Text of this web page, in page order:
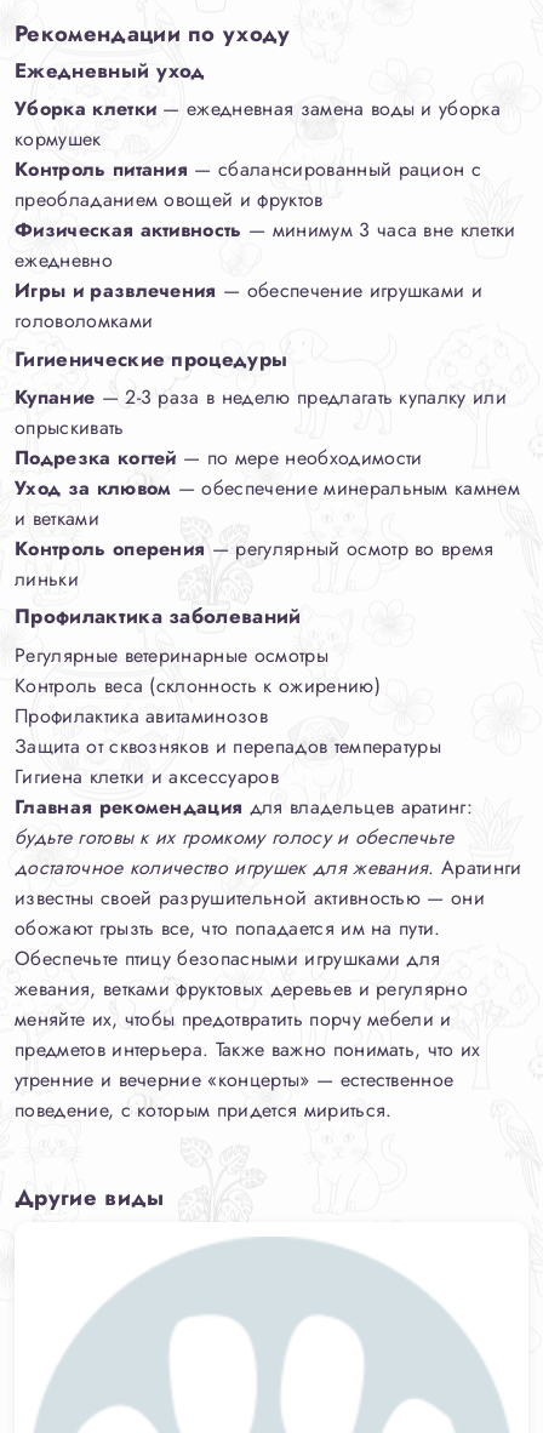
Рекомендации по уходу
Ежедневный уход
Уборка клетки — ежедневная замена воды и уборка
кормушек
Контроль питания — сбалансированный рацион с
преобладанием овощей и фруктов
Физическая активность — минимум 3 часа вне клетки
ежедневно
Игры и развлечения — обеспечение игрушками и
головоломками
Гигиенические процедуры
Купание — 2-3 раза в неделю предлагать купалку или
опрыскивать
Подрезка когтей — по мере необходимости
Уход за клювом — обеспечение минеральным камнем
и ветками
Контроль оперения — регулярный осмотр во время
линьки
Профилактика заболеваний
Регулярные ветеринарные осмотры
Контроль веса (склонность к ожирению)
Профилактика авитаминозов
Защита от сквозняков и перепадов температуры
Гигиена клетки и аксессуаров
Главная рекомендация для владельцев аратинг:
будьте готовы к их громкому голосу и обеспечьте
достаточное количество игрушек для жевания. Аратинги
известны своей разрушительной активностью — они
обожают грызть все, что попадается им на пути.
Обеспечьте птицу безопасными игрушками для
жевания, ветками фруктовых деревьев и регулярно
меняйте их, чтобы предотвратить порчу мебели и
предметов интерьера. Также важно понимать, что их
утренние и вечерние «концерты» — естественное
поведение, с которым придется мириться.
Другие виды